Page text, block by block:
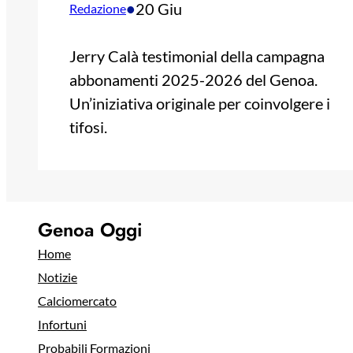
Redazione•20 Giu
Jerry Calà testimonial della campagna
abbonamenti 2025-2026 del Genoa.
Un’iniziativa originale per coinvolgere i
tifosi.
Genoa Oggi
Home
Notizie
Calciomercato
Infortuni
Probabili Formazioni